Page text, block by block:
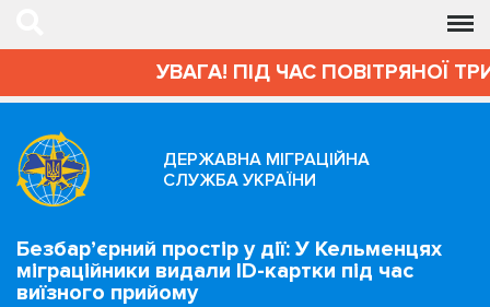
УВАГА! ПІД ЧАС ПОВІТРЯНОЇ
ДЕРЖАВНА МІГРАЦІЙНА
СЛУЖБА УКРАЇНИ
Безбар’єрний простір у дії: У Кельменцях
міграційники видали ID-картки під час
виїзного прийому